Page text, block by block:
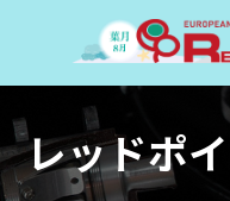
ホーム
トピックス
レッドポ